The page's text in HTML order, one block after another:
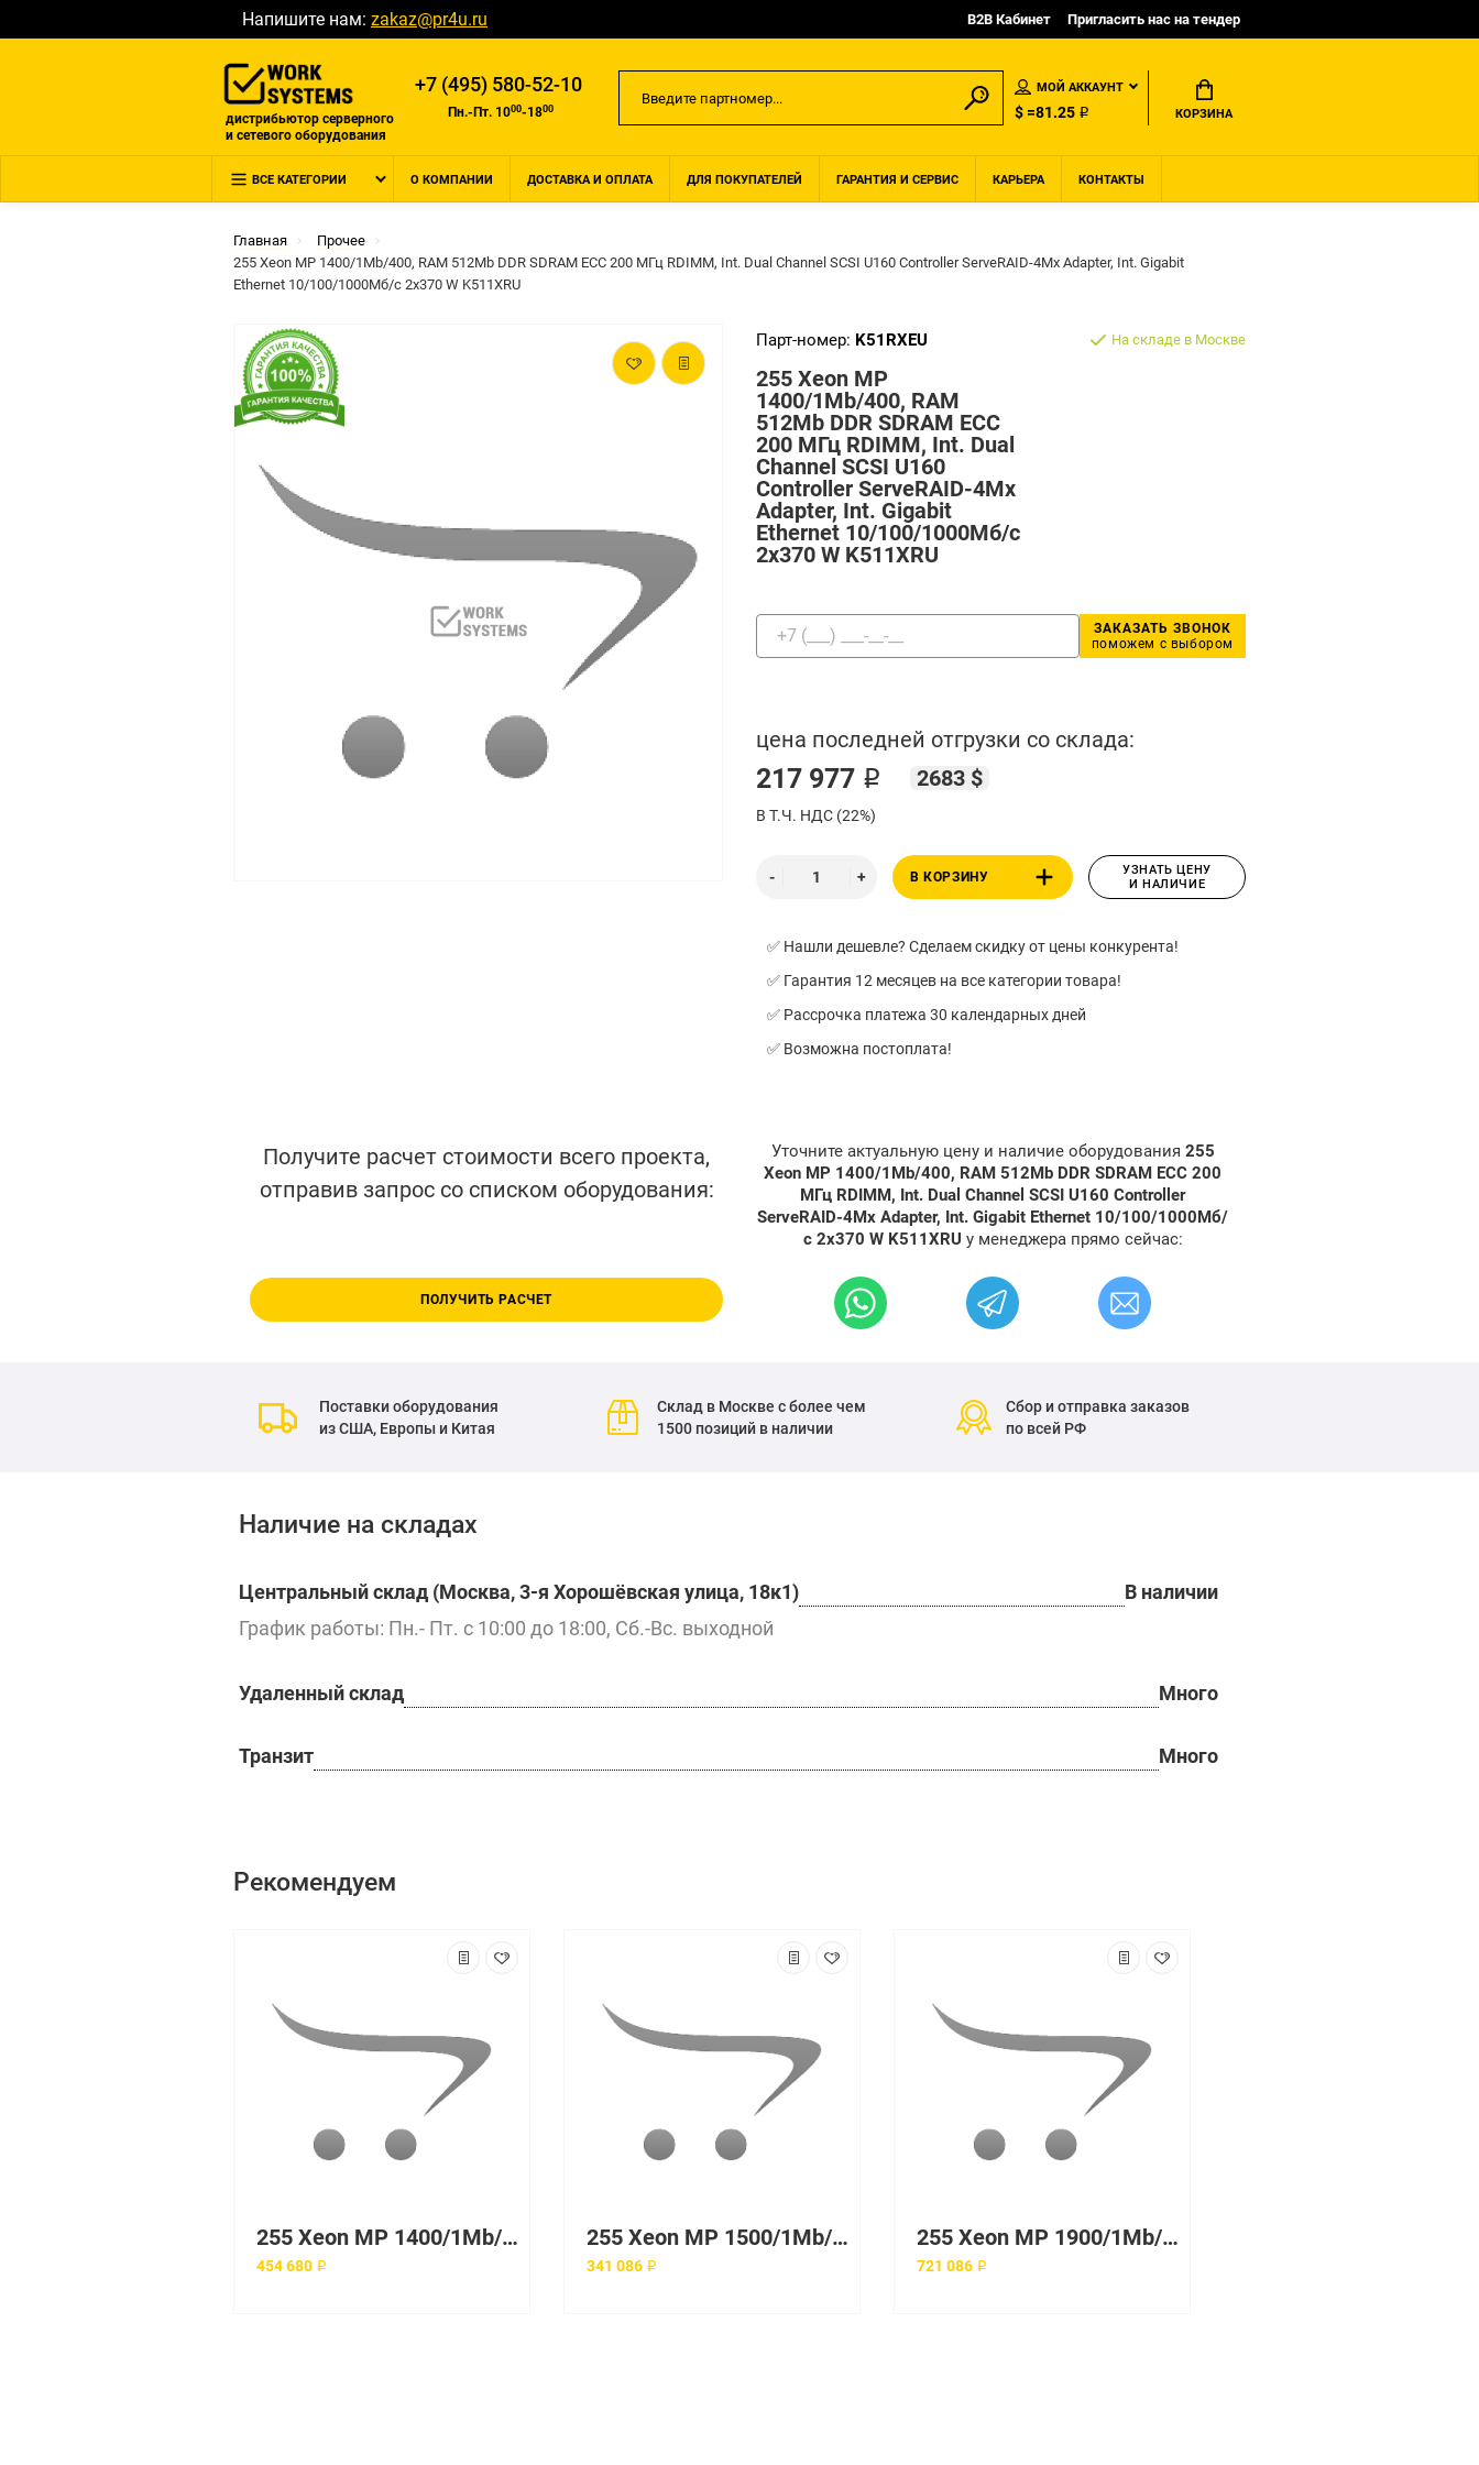
Напишите нам: zakaz@pr4u.ru B2B Кабинет Пригласить нас на тендер
дистрибьютор серверного
и сетевого оборудования
+7 (495) 580-52-10
Пн.-Пт. 1000-1800
МОЙ АККАУНТ
$ =81.25 ₽ КОРЗИНА
ВСЕ КАТЕГОРИИ О КОМПАНИИ ДОСТАВКА И ОПЛАТА ДЛЯ ПОКУПАТЕЛЕЙ ГАРАНТИЯ И СЕРВИС КАРЬЕРА КОНТАКТЫ
Главная
Прочее
255 Xeon MP 1400/1Mb/400, RAM 512Mb DDR SDRAM ECC 200 МГц RDIMM, Int. Dual Channel SCSI U160 Controller ServeRAID-4Mx Adapter, Int. Gigabit
Ethernet 10/100/1000Мб/с 2x370 W K511XRU
Парт-номер: K51RXEU
255 Xeon MP
1400/1Mb/400, RAM
512Mb DDR SDRAM ECC
200 МГц RDIMM, Int. Dual
Channel SCSI U160
Controller ServeRAID-4Mx
Adapter, Int. Gigabit
Ethernet 10/100/1000Мб/с
2x370 W K511XRU
На складе в Москве
ЗАКАЗАТЬ ЗВОНОК
поможем с выбором
цена последней отгрузки со склада:
217 977 ₽ 2683 $
В Т.Ч. НДС (22%)
В КОРЗИНУ
УЗНАТЬ ЦЕНУ
И НАЛИЧИЕ
✅ Нашли дешевле? Сделаем скидку от цены конкурента!
✅ Гарантия 12 месяцев на все категории товара!
✅ Рассрочка платежа 30 календарных дней
✅ Возможна постоплата!
Получите расчет стоимости всего проекта,
отправив запрос со списком оборудования:
ПОЛУЧИТЬ РАСЧЕТ
Уточните актуальную цену и наличие оборудования 255
Xeon MP 1400/1Mb/400, RAM 512Mb DDR SDRAM ECC 200
МГц RDIMM, Int. Dual Channel SCSI U160 Controller
ServeRAID-4Mx Adapter, Int. Gigabit Ethernet 10/100/1000Мб/
с 2x370 W K511XRU у менеджера прямо сейчас:
Поставки оборудования
из США, Европы и Китая
Склад в Москве с более чем
1500 позиций в наличии
Сбор и отправка заказов
по всей РФ
Наличие на складах
Центральный склад (Москва, 3-я Хорошёвская улица, 18к1)
В наличии
График работы: Пн.- Пт. с 10:00 до 18:00, Сб.-Вс. выходной
Удаленный склад Много
Транзит Много
Рекомендуем
255 Xeon MP 1400/1Mb/400, RAM 1Gb DDR SDRAM ECC 200 МГц RDIMM, Int. Dual Channel SCSI U160 Controller ServeRAID-4Mx Adapter, HDD 3x36,4Gb 10K U160 SCSI Hot Swap, Int. Gigabit Ethernet 10/100/1000Мб/с 4x370 W
454 680 ₽
255 Xeon MP 1500/1Mb/400, RAM 1Gb DDR SDRAM ECC 200 МГц RDIMM, Int. Dual Channel SCSI U160 Controller ServeRAID-4Mx Adapter, Int. Gigabit Ethernet 10/100/1000Мб/с 2x370 W
341 086 ₽
255 Xeon MP 1900/1Mb/400, RAM 2048Mb DDR SDRAM ECC 200 МГц RDIMM, Int. Dual Channel SCSI U160 Controller ServeRAID-4Mx Adapter, HDD 4x36,4Gb 10K U160 SCSI Hot Swap, Int. Gigabit Ethernet 10/100/1000Мб/с 4x370 W
721 086 ₽